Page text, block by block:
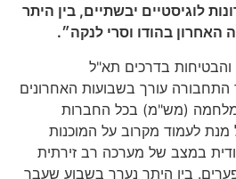
לוגיסטיים יבשתיים, בין היתר
האחרון בהודו וסרי לנקה״.
בדרכים תא"ל
עורך בשבועות האחרונים
(מש"מ) בכל החברות
לעמוד מקרוב על המוכנות
במצב של מערכה רב זירתית
בין היתר נערך בשבוע שעבר